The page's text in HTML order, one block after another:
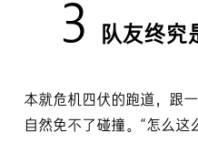
3 队友终究
本就危机四伏的跑道，跟
自然免不了碰撞。“怎么这